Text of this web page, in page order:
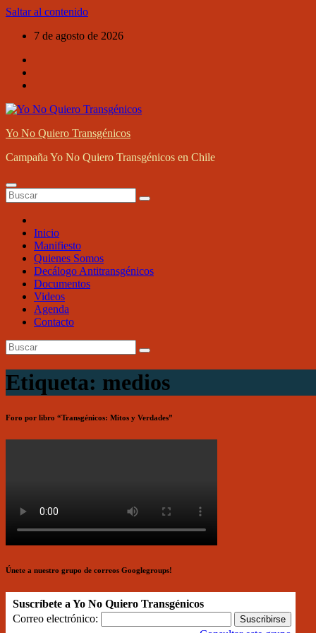
Saltar al contenido
7 de agosto de 2026
Yo No Quiero Transgénicos
Campaña Yo No Quiero Transgénicos en Chile
Inicio
Manifiesto
Quienes Somos
Decálogo Antitransgénicos
Documentos
Videos
Agenda
Contacto
Etiqueta: medios
Foro por libro “Transgénicos: Mitos y Verdades”
Únete a nuestro grupo de correos Googlegroups!
Suscríbete a Yo No Quiero Transgénicos
Correo electrónico: